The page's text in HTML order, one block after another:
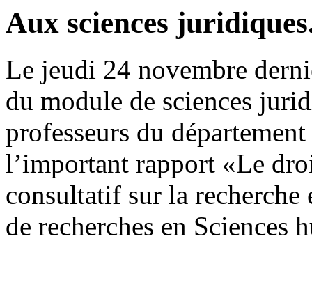
Aux sciences
Le jeudi 24 novembre
du module de sciences
professeurs du
l’important rapport «Le
consultatif sur la
de recherches en Sciences